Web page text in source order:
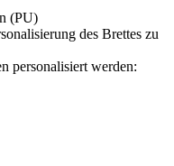
(PU)
des Brettes zu
personalisiert werden: